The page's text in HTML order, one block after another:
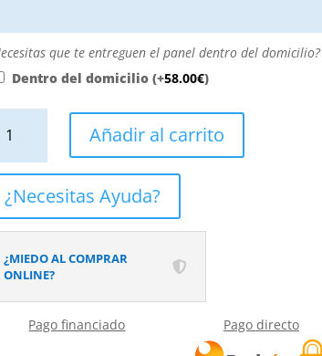
que te entreguen el panel dentro del domicilio?
Dentro del domicilio(+58.00€)
Añadir al carrito
¿Necesitas Ayuda?
¿MIEDO AL COMPRAR
ONLINE?
Pago financiado Pago directo